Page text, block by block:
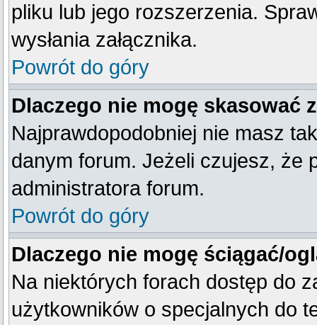
pliku lub jego rozszerzenia.
wysłania załącznika.
Powrót do góry
Dlaczego nie mogę skasować
Najprawdopodobniej nie masz
danym forum. Jeżeli czujesz, że
administratora forum.
Powrót do góry
Dlaczego nie mogę ściągać/
Na niektórych forach dostęp do
użytkowników o specjalnych do